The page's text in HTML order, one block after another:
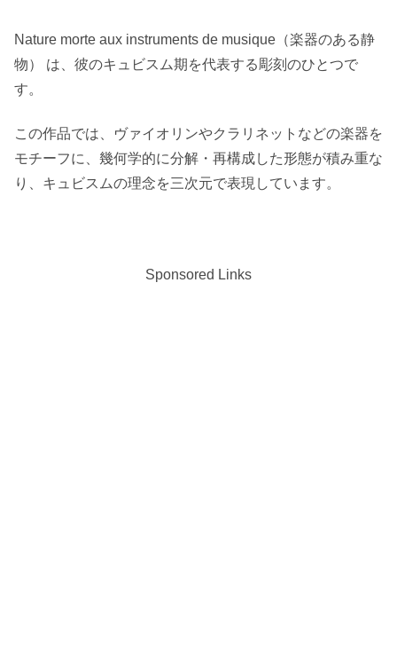
Nature morte aux instruments de musique（楽器のある静
物） は、彼のキュビスム期を代表する彫刻のひとつで
す。
この作品では、ヴァイオリンやクラリネットなどの楽器を
モチーフに、幾何学的に分解・再構成した形態が積み重な
り、キュビスムの理念を三次元で表現しています。
Sponsored Links